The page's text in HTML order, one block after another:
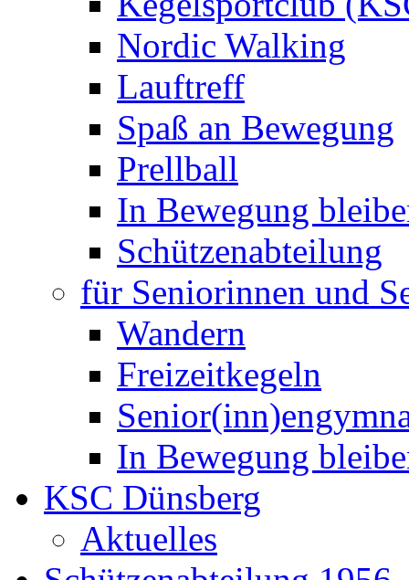
Nordic Walking
Lauftreff
Spaß an Bewegung
Prellball
In Bewegung
Schützenabteilung
für Seniorinnen und
Wandern
Freizeitkegeln
In Bewegung
KSC Dünsberg
Aktuelles